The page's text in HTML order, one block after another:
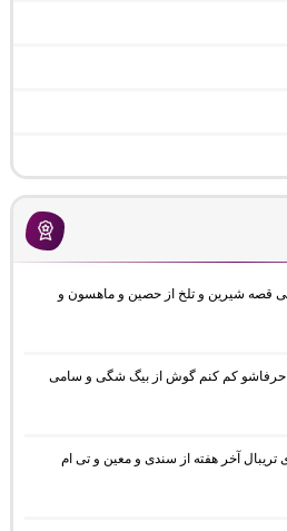
قصه شیرین و تلخ از حصین و ماهسون و
حرفاشو کم کنم گوش از بیگ شگی و سامی
تریبال آخر هفته از سندی و معین و تی ام